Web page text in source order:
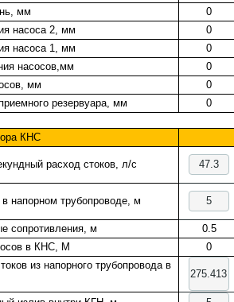
мм
0
насоса 2, мм
0
насоса 1, мм
0
насосов,мм
0
мм
0
резервуара, мм 0
КНС
расход стоков, л/c
напорном трубопроводе, м
сопротивления, м
0.5
в КНС, М
0
из напорного трубопровода в